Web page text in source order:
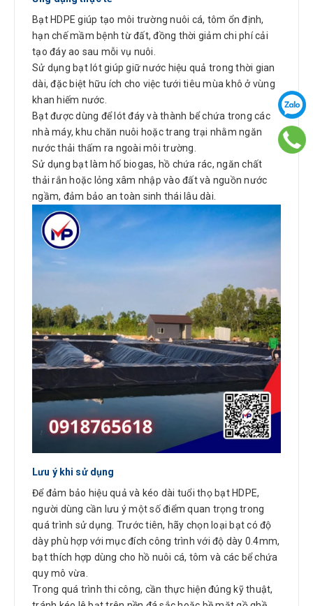
Bạt HDPE giúp tạo môi trường nuôi cá, tôm ổn định,
hạn chế mầm bệnh từ đất, đồng thời giảm chi phí cải
tạo đáy ao sau mỗi vụ nuôi.
Sử dụng bạt lót giúp giữ nước hiệu quả trong thời gian
dài, đặc biệt hữu ích cho việc tưới tiêu mùa khô ở vùng
khan hiếm nước.
Bạt được dùng để lót đáy và thành bể chứa trong các
nhà máy, khu chăn nuôi hoặc trang trại nhằm ngăn
nước thải thấm ra ngoài môi trường.
Sử dụng bạt làm hố biogas, hồ chứa rác, ngăn chất
thải rắn hoặc lỏng xâm nhập vào đất và nguồn nước
ngầm, đảm bảo an toàn sinh thái lâu dài.
Lưu ý khi sử dụng
Để đảm bảo hiệu quả và kéo dài tuổi thọ bạt HDPE,
người dùng cần lưu ý một số điểm quan trọng trong
quá trình sử dụng. Trước tiên, hãy chọn loại bạt có độ
dày phù hợp với mục đích công trình với độ dày 0.4mm,
bạt thích hợp dùng cho hồ nuôi cá, tôm và các bể chứa
quy mô vừa.
Trong quá trình thi công, cần thực hiện đúng kỹ thuật,